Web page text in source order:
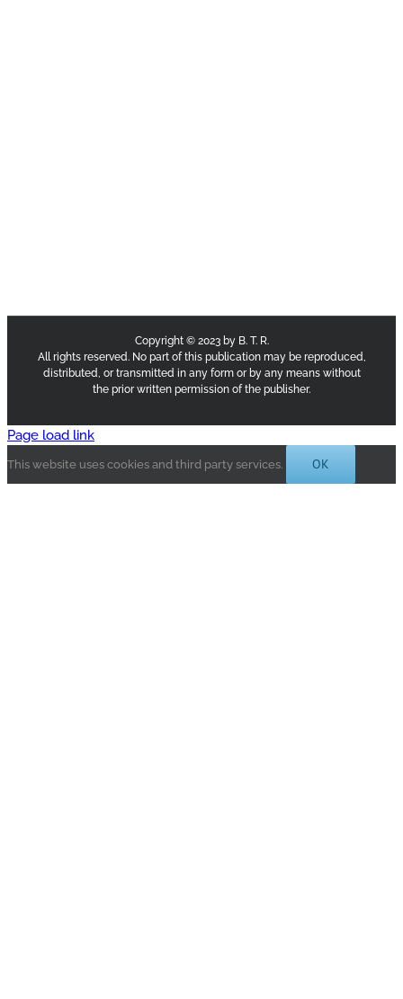
Copyright © 2023 by B. T. R.
All rights reserved. No part of this publication may be reproduced,
distributed, or transmitted in any form or by any means without
the prior written permission of the publisher.
Page load link
This website uses cookies and third party services. OK